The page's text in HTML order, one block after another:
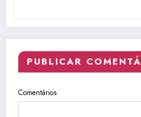
PUBLICAR
Comentários